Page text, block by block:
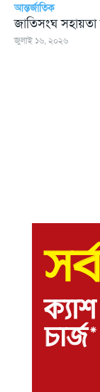
আন্তর্জাতিক
জাতিসংঘ সহায়তা
জুলাই ১৬, ২০২৬